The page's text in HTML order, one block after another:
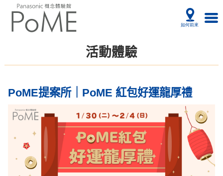
活動體驗
PoME提案所｜PoME 紅包好運龍厚禮